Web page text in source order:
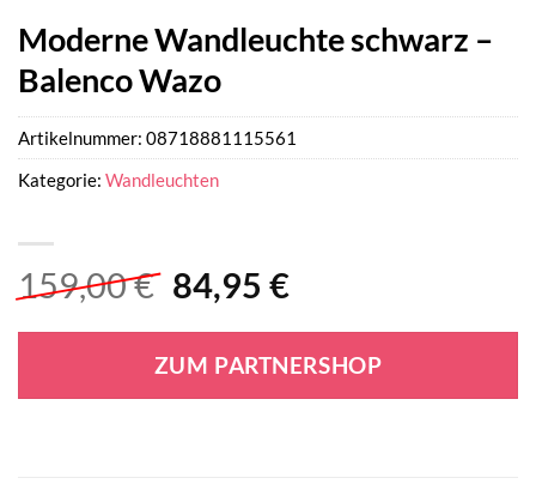
Moderne Wandleuchte schwarz –
Balenco Wazo
159,00€ Ursprünglicher
war:
159,00 €
84,95 €Aktueller
ist:
84,95 €.
ZUM PARTNERSHOP
Artikelnummer: 08718881115561
Kategorie: Wandleuchten